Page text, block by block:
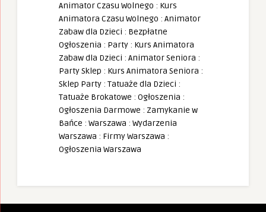
Animator Czasu Wolnego : Kurs
Animatora Czasu Wolnego : Animator
Zabaw dla Dzieci : Bezpłatne
Ogłoszenia : Party : Kurs Animatora
Zabaw dla Dzieci : Animator Seniora :
Party Sklep : Kurs Animatora Seniora :
Sklep Party : Tatuaże dla Dzieci :
Tatuaże Brokatowe : Ogłoszenia :
Ogłoszenia Darmowe : Zamykanie w
Bańce : Warszawa : Wydarzenia
Warszawa : Firmy Warszawa :
Ogłoszenia Warszawa